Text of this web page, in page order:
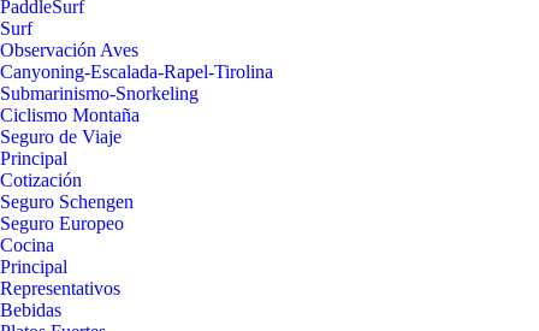
PaddleSurf
Surf
Observación Aves
Canyoning-Escalada-Rapel-Tirolina
Submarinismo-Snorkeling
Ciclismo Montaña
Seguro de Viaje
Principal
Cotización
Seguro Schengen
Seguro Europeo
Cocina
Principal
Representativos
Bebidas